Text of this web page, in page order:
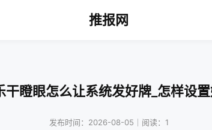
推报网
干瞪眼怎么让系统发好牌_怎样设
发布时间：2026-08-05｜阅读：1